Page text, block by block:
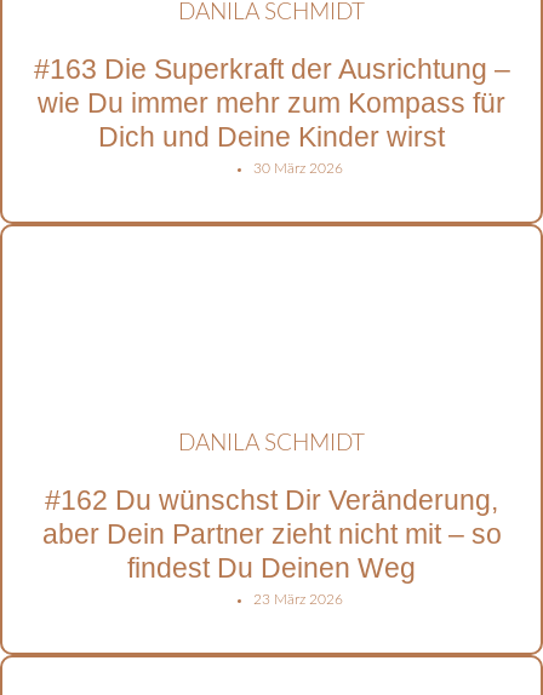
DANILA SCHMIDT
#163 Die Superkraft der Ausrichtung –
wie Du immer mehr zum Kompass für
Dich und Deine Kinder wirst
30 März 2026
DANILA SCHMIDT
#162 Du wünschst Dir Veränderung,
aber Dein Partner zieht nicht mit – so
findest Du Deinen Weg
23 März 2026